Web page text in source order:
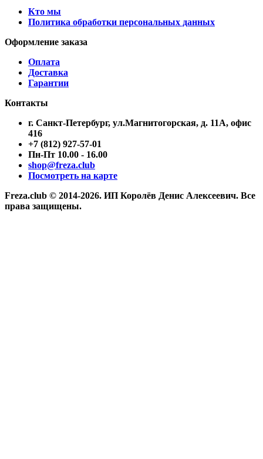
Кто мы
Политика обработки персональных данных
Оформление заказа
Оплата
Доставка
Гарантии
Контакты
г. Санкт-Петербург, ул.Магнитогорская, д. 11А, офис
416
+7 (812) 927-57-01
Пн-Пт 10.00 - 16.00
shop@freza.club
Посмотреть на карте
Freza.club © 2014-2026. ИП Королёв Денис Алексеевич. Все
права защищены.